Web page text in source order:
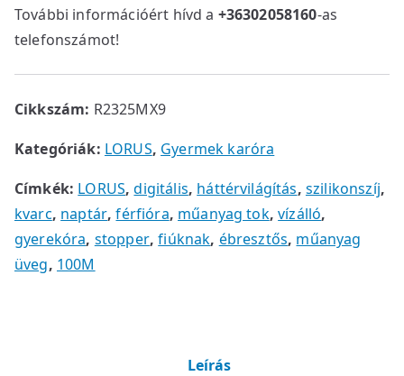
További információért hívd a +36302058160-as
telefonszámot!
Cikkszám: R2325MX9
Kategóriák: LORUS, Gyermek karóra
Címkék: LORUS,digitális, háttérvilágítás, szilikonszíj,
kvarc, naptár,férfióra, műanyag tok,vízálló,
gyerekóra, stopper,fiúknak, ébresztős, műanyag
üveg, 100M
Leírás